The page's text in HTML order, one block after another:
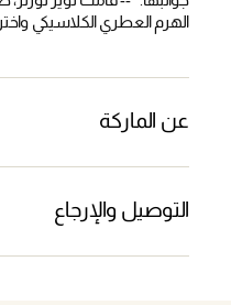
الهرم العطري الكلاسيكي
عن الماركة
التوصيل والإرجاع